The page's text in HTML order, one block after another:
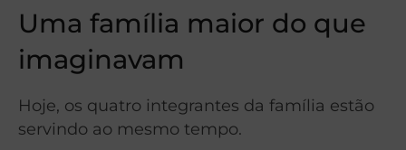
Uma família maior do que
imaginavam
Hoje, os quatro integrantes da família estão
servindo ao mesmo tempo.